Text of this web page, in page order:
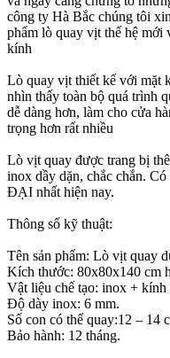
công ty Hà Bắc chúng tôi
phẩm lò quay vịt thế hệ
kính
Lò quay vịt thiết kế với mặt
nhìn thấy toàn bộ quá trình
dễ dàng hơn, làm cho cửa
trọng hơn rất nhiều
Lò vịt quay được trang bị
inox dầy dặn, chắc chắn.
ĐẠI nhất hiện nay.
Thông số kỹ thuật:
Tên sản phẩm: Lò vịt quay
Kích thước: 80x80x140 cm
Vật liệu chế tạo: inox + kính
Độ dày inox: 6 mm.
Số con có thể quay:12 – 14
Bảo hành: 12 tháng.